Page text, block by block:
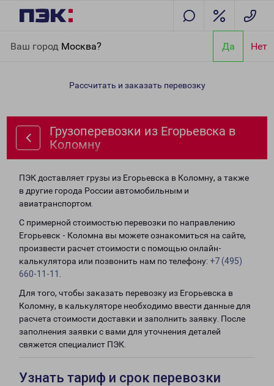
Ваш город Москва? Да Нет
Коломну
Рассчитать и заказать перевозку
Грузоперевозки из Егорьевска в
Коломну
ПЭК доставляет грузы из Егорьевска в Коломну, а также
в другие города России автомобильным и
авиатранспортом.
С примерной стоимостью перевозки по направлению
Егорьевск - Коломна вы можете ознакомиться на сайте,
произвести расчет стоимости с помощью онлайн-
калькулятора или позвонить нам по телефону: +7 (495)
660-11-11
Для того, чтобы заказать перевозку из Егорьевска в
Коломну, в калькуляторе необходимо ввести данные для
расчета стоимости доставки и заполнить заявку. После
заполнения заявки с вами для уточнения деталей
свяжется специалист ПЭК.
Узнать тариф и срок перевозки